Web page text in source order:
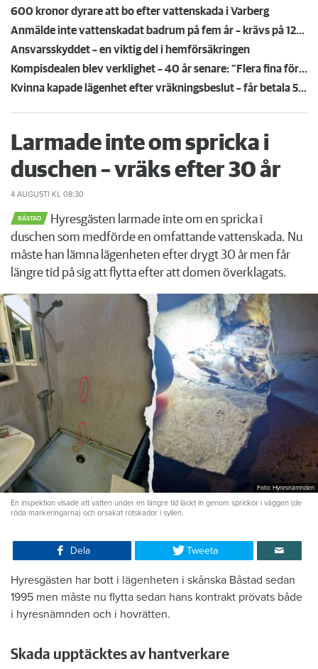
600 kronor dyrare att bo efter vattenskada i Varberg
Anmälde inte vattenskadat badrum på fem år – krävs på 125 000 kronor
Ansvarsskyddet – en viktig del i hemförsäkringen
Kompisdealen blev verklighet – 40 år senare: "Flera fina fördelar med att dela bostad"
Kvinna kapade lägenhet efter vräkningsbeslut – får betala 50 000
Larmade inte om spricka i
duschen – vräks efter 30 år
4 AUGUSTI KL 08:30
BÅSTAD
Hyresgästen larmade inte om en spricka i
duschen som medförde en omfattande vattenskada. Nu
måste han lämna lägenheten efter drygt 30 år men får
längre tid på sig att flytta efter att domen överklagats.
Foto: Hyresnämnden
En inspektion visade att vatten under en längre tid läckt in genom sprickor i väggen (de
röda markeringarna) och orsakat rötskador i syllen.
Dela Tweeta
Hyresgästen har bott i lägenheten i skånska Båstad sedan
1995 men måste nu flytta sedan hans kontrakt prövats både
i hyresnämnden och i hovrätten.
Skada upptäcktes av hantverkare